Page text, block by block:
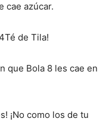
cae azúcar.
de Tila!
que Bola 8 les cae en
¡No como los de tu